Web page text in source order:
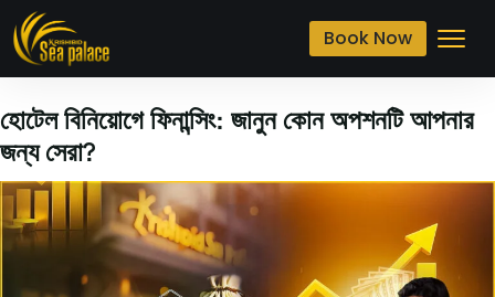
Book Now
হোটেল বিনিয়োগে ফিনান্সিং: জানুন কোন অপশনটি আপনার
জন্য সেরা?